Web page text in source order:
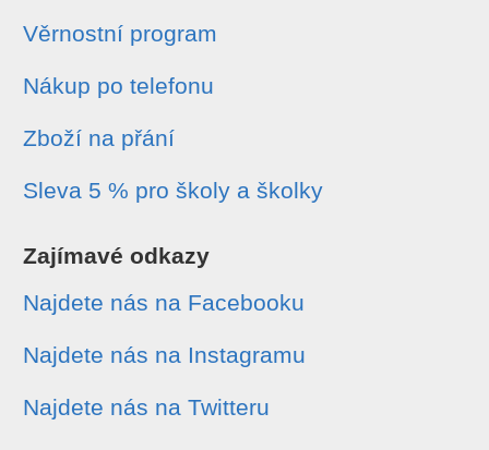
Věrnostní program
Nákup po telefonu
Zboží na přání
Sleva 5 % pro školy a školky
Zajímavé odkazy
Najdete nás na Facebooku
Najdete nás na Instagramu
Najdete nás na Twitteru